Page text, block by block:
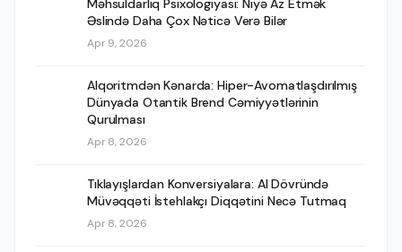
Məhsuldarlıq Psixologiyası: Niyə Az Etmək
Əslində Daha Çox Nəticə Verə Bilər
Apr 9, 2026
Alqoritmdən Kənarda: Hiper-Avomatlaşdırılmış
Dünyada Otantik Brend Cəmiyyətlərinin
Qurulması
Apr 8, 2026
Tıklayışlardan Konversiyalara: AI Dövründə
Müvəqqəti İstehlakçı Diqqətini Necə Tutmaq
Apr 8, 2026